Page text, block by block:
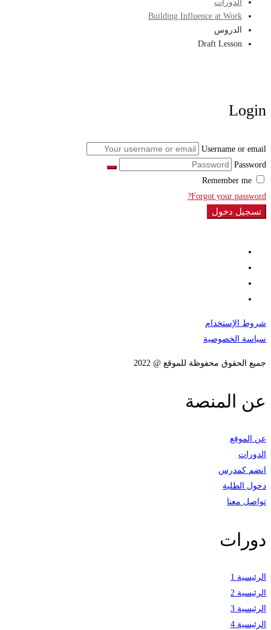
الدورات
Building Influence at Work
الدروس
Draft Lesson
Login
Username or email
Password
Forgot your password?
تسجيل دخول
شروط الإستخدام
سياسة الخصوصية
جميع الحقوق محفوظة للموقع @ 2022
عن المنصة
عن الموقع
الدورات
انضم كمدرس
دخول الطلبة
تواصل معنا
دورات
الرئيسية 1
الرئيسية 2
الرئيسية 3
الرئيسية 4